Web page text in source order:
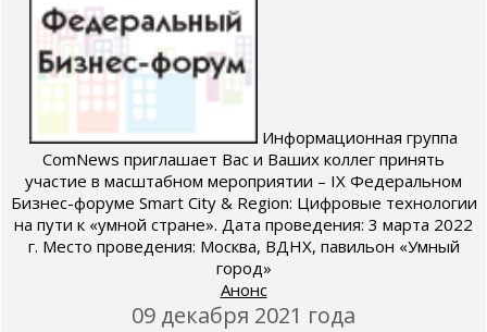
Информационная группа
ComNews приглашает Вас и Ваших коллег принять
участие в масштабном мероприятии – IX Федеральном
Бизнес-форуме Smart City & Region: Цифровые технологии
на пути к «умной стране». Дата проведения: 3 марта 2022
г. Место проведения: Москва, ВДНХ, павильон «Умный
город»
Анонс
09 декабря 2021 года